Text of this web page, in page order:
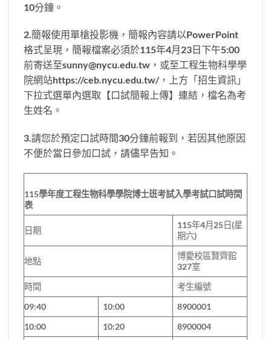
10分鐘。
2.簡報使用單槍投影機，簡報內容請以PowerPoint
格式呈現，簡報檔案必須於115年4月23日下午5:00
前寄送至sunny@nycu.edu.tw，或至工程生物科學學
院網站https://ceb.nycu.edu.tw/，上方「招生資訊」
下拉式選單內選取【口試簡報上傳】連結，檔名為考
生姓名。
3.請您於預定口試時間30分鐘前報到，若因其他原因
不便於當日參加口試，請儘早告知。
115學年度工程生物科學學院博士班考試入學考試口試時間
表
日期
115年4月25日(星
期六)
地點
博愛校區賢齊館
327室
時間
考生編號
09:40
10:00
8900001
10:00
10:20
8900004